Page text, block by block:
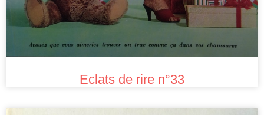
Eclats de rire n°33